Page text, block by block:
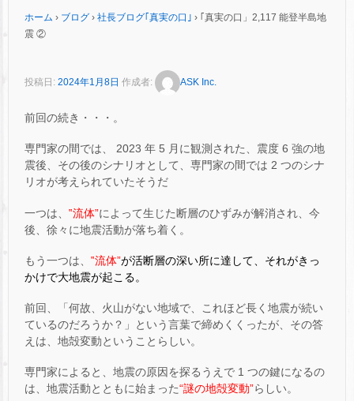
ホーム › ブログ › 社長ブログ｢真実の口｣ › ｢真実の口」2,117 能登半島地
震 ②
投稿日: 2024年1月8日 作成者: ASK Inc.
前回の続き・・・。
専門家の間では、 2023 年 5 月に観測された、震度 6 強の地
震後、その後のシナリオとして、専門家の間では 2 つのシナ
リオが考えられていたそうだ
一つは、 ‟流体”によって生じた断層のひずみが解消され、今
後、徐々に地震活動が落ち着く。
もう一つは、 ‟流体”が活断層の深い所に達して、それがきっ
かけで大地震が起こる。
前回、「何故、火山がない地域で、これほど長く地震が続い
ているのだろうか？」という言葉で締めくくったが、その答
えは、地殻変動ということらしい。
専門家によると、地震の原因を探るうえで 1 つの鍵になるの
は、地震活動とともに始まった“謎の地殻変動”らしい。